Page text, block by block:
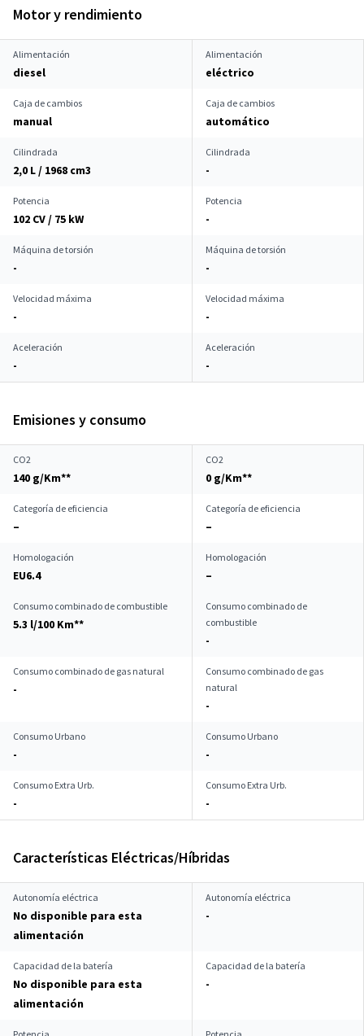
Motor y rendimiento
Alimentación
diesel
Alimentación
eléctrico
Caja de cambios
manual
Caja de cambios
automático
Cilindrada
2,0 L / 1968 cm3
Cilindrada
-
Potencia
102 CV / 75 kW
Potencia
-
Máquina de torsión
-
Máquina de torsión
-
Velocidad máxima
-
Velocidad máxima
-
Aceleración
-
Aceleración
-
Emisiones y consumo
CO2
140 g/Km**
CO2
0 g/Km**
Categoría de eficiencia
–
Categoría de eficiencia
–
Homologación
EU6.4
Homologación
–
Consumo combinado de combustible
5.3 l/100 Km**
Consumo combinado de
combustible
-
Consumo combinado de gas natural
-
Consumo combinado de gas
natural
-
Consumo Urbano
-
Consumo Urbano
-
Consumo Extra Urb.
-
Consumo Extra Urb.
-
Características Eléctricas/Híbridas
Autonomía eléctrica
No disponible para esta
alimentación
Autonomía eléctrica
-
Capacidad de la batería
No disponible para esta
alimentación
Capacidad de la batería
-